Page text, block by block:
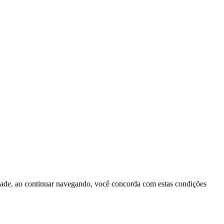
ao continuar navegando, você concorda com estas condições